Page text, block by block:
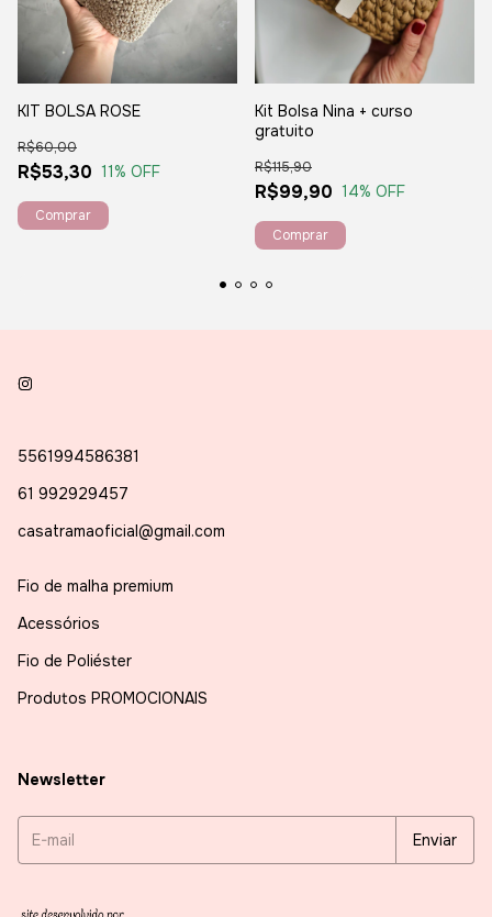
KIT BOLSA ROSE
R$53,30
R$60,00
11% OFF
Kit Bolsa Nina + curso
gratuito
R$99,90
R$115,90
14% OFF
5561994586381
61 992929457
casatramaoficial@gmail.com
Fio de malha premium
Acessórios
Fio de Poliéster
Produtos PROMOCIONAIS
Newsletter